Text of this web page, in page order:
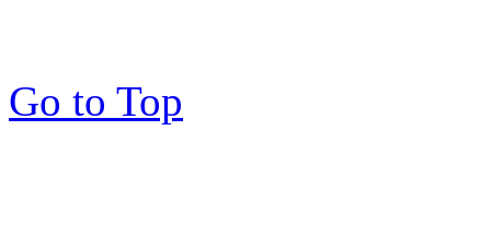
Go to Top